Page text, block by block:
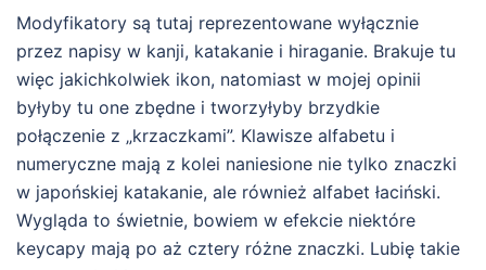
Modyfikatory są tutaj reprezentowane wyłącznie
przez napisy w kanji, katakanie i hiraganie. Brakuje tu
więc jakichkolwiek ikon, natomiast w mojej opinii
byłyby tu one zbędne i tworzyłyby brzydkie
połączenie z „krzaczkami”. Klawisze alfabetu i
numeryczne mają z kolei naniesione nie tylko znaczki
w japońskiej katakanie, ale również alfabet łaciński.
Wygląda to świetnie, bowiem w efekcie niektóre
keycapy mają po aż cztery różne znaczki. Lubię takie